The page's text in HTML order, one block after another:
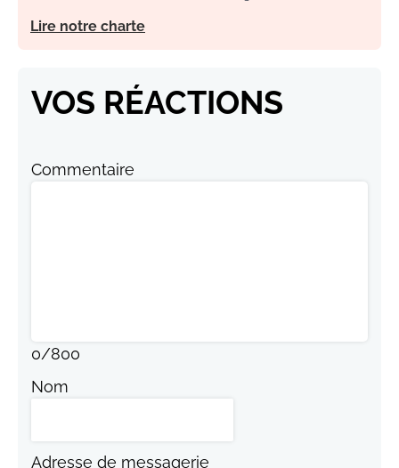
Lire notre charte
VOS RÉACTIONS
Commentaire
0/800
Nom
Adresse de messagerie